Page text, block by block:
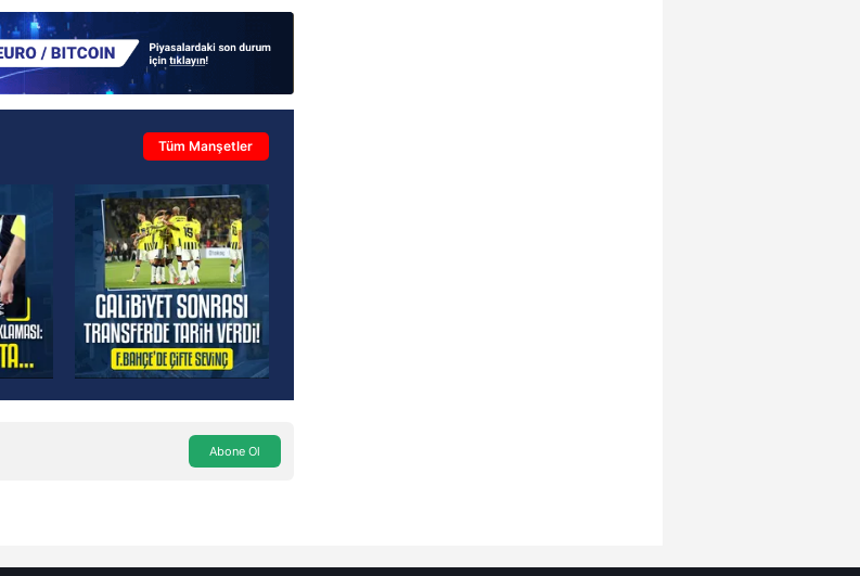
Tüm Manşetler
Abone Ol